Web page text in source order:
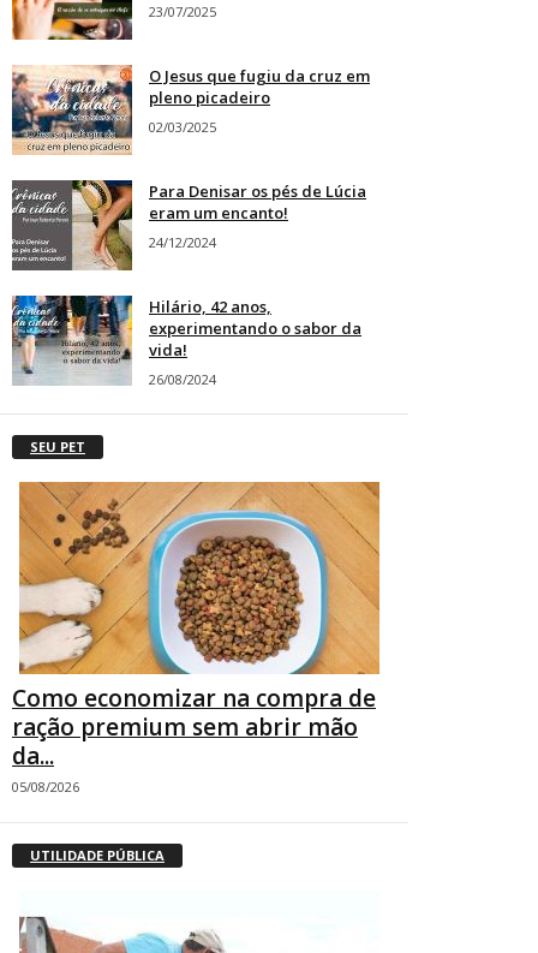
23/07/2025
O Jesus que fugiu da cruz em
pleno picadeiro
02/03/2025
Para Denisar os pés de Lúcia
eram um encanto!
24/12/2024
Hilário, 42 anos,
experimentando o sabor da
vida!
26/08/2024
SEU PET
Como economizar na compra de
ração premium sem abrir mão
da...
05/08/2026
UTILIDADE PÚBLICA